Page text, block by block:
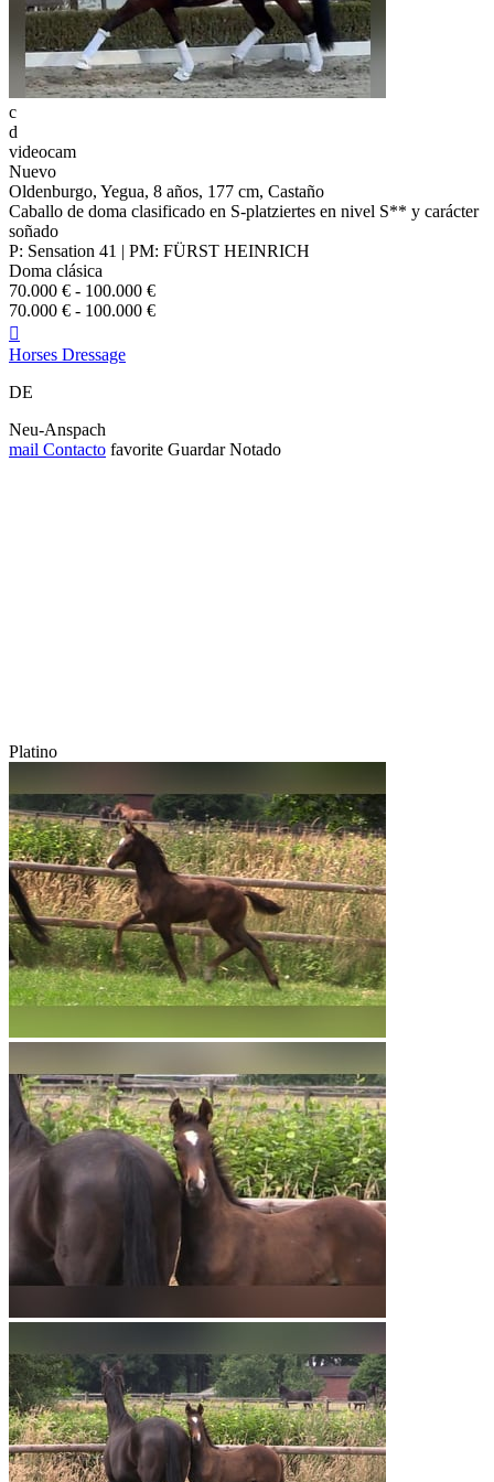
c
d
videocam
Nuevo
Oldenburgo, Yegua, 8 años, 177 cm, Castaño
Caballo de doma clasificado en S-platziertes en nivel S** y carácter
soñado
P: Sensation 41 | PM: FÜRST HEINRICH
Doma clásica
70.000 € - 100.000 €
70.000 € - 100.000 €

Horses Dressage
DE
Neu-Anspach
mail Contacto favorite Guardar Notado
Platino